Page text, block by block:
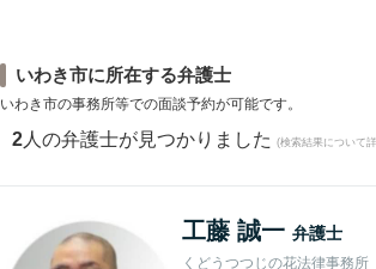
いわき市に所在する弁護士
いわき市の事務所等での面談予約が可能です。
2 人の弁護士が見つかりました (検索結果について
工藤 誠一 弁護士
くどうつつじの花法律事務所